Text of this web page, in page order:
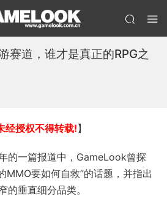
赛道，谁才是真正的RPG之
经授权不得转载!】
的一篇报道中，GameLook曾探
MMO要如何自救”的话题，并指出
的垂直细分品类。